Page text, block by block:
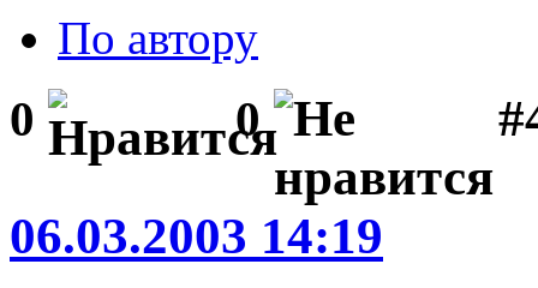
По автору
0 0
06.03.2003 14:19